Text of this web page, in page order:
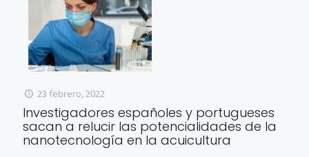
23 febrero, 2022
Investigadores españoles y portugueses
sacan a relucir las potencialidades de la
nanotecnología en la acuicultura